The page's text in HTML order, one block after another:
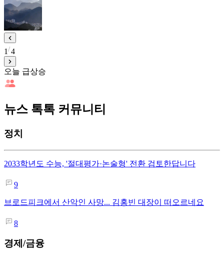
1 4
오늘 급상승
뉴스 톡톡 커뮤니티
정치
2033학년도 수능, '절대평가·논술형' 전환 검토한답니다
9
브로드피크에서 산악인 사망... 김홍빈 대장이 떠오르네요
8
경제/금융